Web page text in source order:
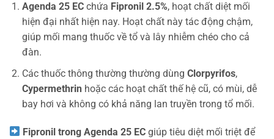
Agenda 25 ECchứa Fipronil 2.5%, hoạt chất diệt mối
hiện đại nhất hiện nay. Hoạt chất này tác động chậm,
giúp mối mang thuốc về tổ và lây nhiễm chéo cho cả
đàn.
Các thuốc thông thường thường dùng Clorpyrifos,
Cypermethrin hoặc các hoạt chất thế hệ cũ, có mùi, dễ
bay hơi và không có khả năng lan truyền trong tổ mối.
Fipronil trong Agenda 25 EC giúp tiêu diệt mối triệt để